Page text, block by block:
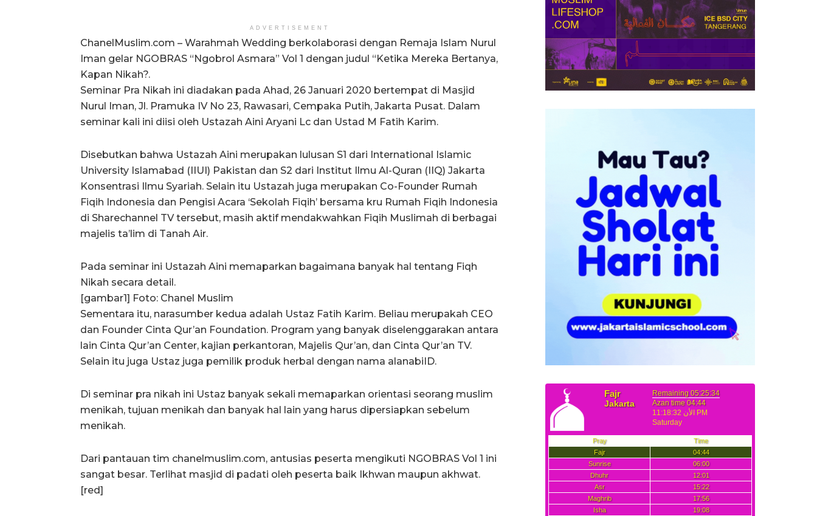
ADVERTISEMENT
ChanelMuslim.com – Warahmah Wedding berkolaborasi dengan Remaja Islam Nurul
Iman gelar NGOBRAS “Ngobrol Asmara” Vol 1 dengan judul “Ketika Mereka Bertanya,
Kapan Nikah?.
Seminar Pra Nikah ini diadakan pada Ahad, 26 Januari 2020 bertempat di Masjid
Nurul Iman, Jl. Pramuka IV No 23, Rawasari, Cempaka Putih, Jakarta Pusat. Dalam
seminar kali ini diisi oleh Ustazah Aini Aryani Lc dan Ustad M Fatih Karim.
Disebutkan bahwa Ustazah Aini merupakan lulusan S1 dari International Islamic
University Islamabad (IIUI) Pakistan dan S2 dari Institut Ilmu Al-Quran (IIQ) Jakarta
Konsentrasi Ilmu Syariah. Selain itu Ustazah juga merupakan Co-Founder Rumah
Fiqih Indonesia dan Pengisi Acara ‘Sekolah Fiqih’ bersama kru Rumah Fiqih Indonesia
di Sharechannel TV tersebut, masih aktif mendakwahkan Fiqih Muslimah di berbagai
majelis ta’lim di Tanah Air.
Pada seminar ini Ustazah Aini memaparkan bagaimana banyak hal tentang Fiqh
Nikah secara detail.
[gambar1] Foto: Chanel Muslim
Sementara itu, narasumber kedua adalah Ustaz Fatih Karim. Beliau merupakah CEO
dan Founder Cinta Qur’an Foundation. Program yang banyak diselenggarakan antara
lain Cinta Qur’an Center, kajian perkantoran, Majelis Qur’an, dan Cinta Qur’an TV.
Selain itu juga Ustaz juga pemilik produk herbal dengan nama alanabiID.
Di seminar pra nikah ini Ustaz banyak sekali memaparkan orientasi seorang muslim
menikah, tujuan menikah dan banyak hal lain yang harus dipersiapkan sebelum
menikah.
Dari pantauan tim chanelmuslim.com, antusias peserta mengikuti NGOBRAS Vol 1 ini
sangat besar. Terlihat masjid di padati oleh peserta baik Ikhwan maupun akhwat.
[red]